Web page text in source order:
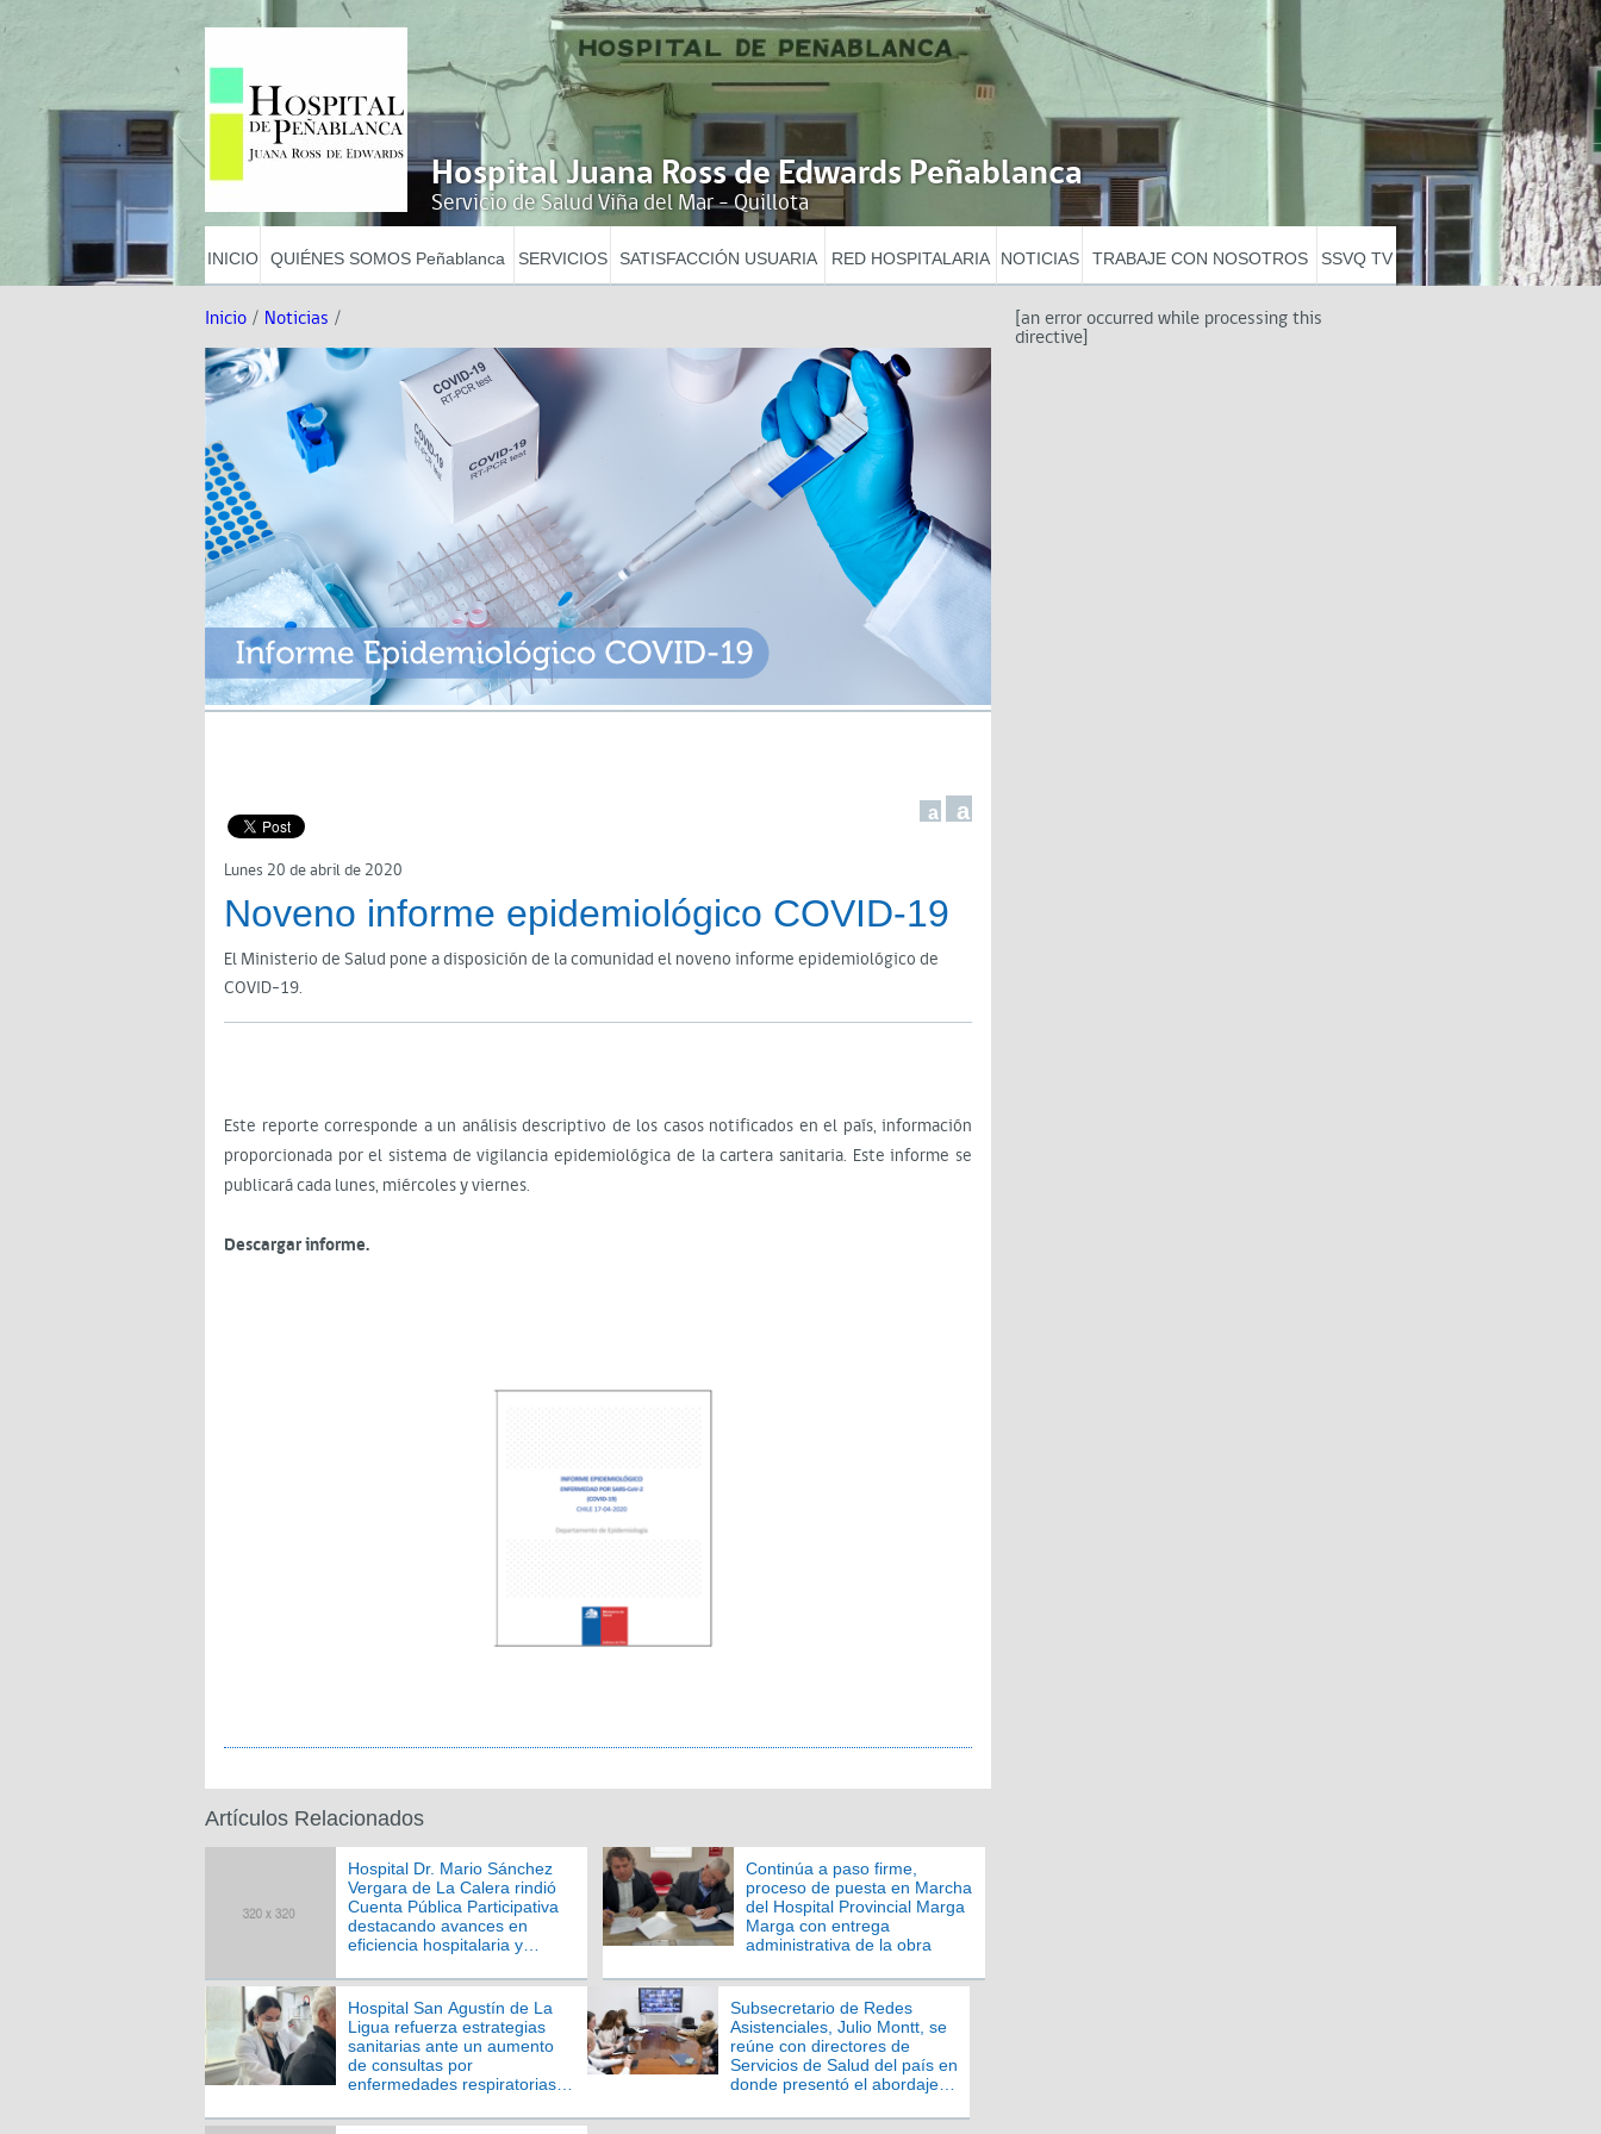
Hospital Juana Ross de Edwards Peñablanca
Servicio de Salud Viña del Mar - Quillota
INICIO QUIÉNES SOMOS Peñablanca SERVICIOS SATISFACCIÓN USUARIA RED HOSPITALARIA NOTICIAS TRABAJE CON NOSOTROS SSVQ TV
Inicio / Noticias /
a a
Lunes 20 de abril de 2020
Noveno informe epidemiológico COVID-19
El Ministerio de Salud pone a disposición de la comunidad el noveno informe epidemiológico de
COVID-19.
Este reporte corresponde a un análisis descriptivo de los casos notificados en el país, información
proporcionada por el sistema de vigilancia epidemiológica de la cartera sanitaria. Este informe se
publicará cada lunes, miércoles y viernes.
Descargar informe.
Artículos Relacionados
Hospital Dr. Mario Sánchez
Vergara de La Calera rindió
Cuenta Pública Participativa
destacando avances en
eficiencia hospitalaria y
Continúa a paso firme,
proceso de puesta en Marcha
del Hospital Provincial Marga
Marga con entrega
administrativa de la obra
Hospital San Agustín de La
Ligua refuerza estrategias
sanitarias ante un aumento
de consultas por
enfermedades respiratorias
Subsecretario de Redes
Asistenciales, Julio Montt, se
reúne con directores de
Servicios de Salud del país en
donde presentó el abordaje
[an error occurred while processing this
directive]